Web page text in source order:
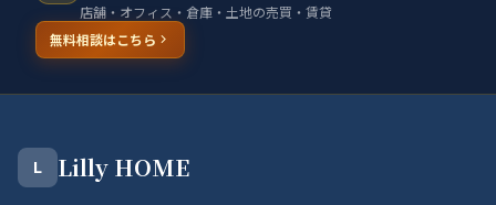
店舗・オフィス・倉庫・土地の売買・賃貸
無料相談はこちら
L Lilly HOME